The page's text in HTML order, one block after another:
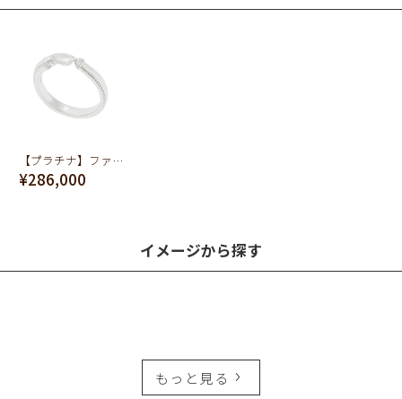
【プラチナ】ファーストバイトスプーン リング【オーダージュエリー】【受注予約】
¥286,000
イメージから探す
もっと見る